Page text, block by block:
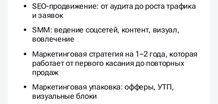
SEO-продвижение: от аудита до роста трафика
и заявок
SMM: ведение соцсетей, контент, визуал,
вовлечение
Маркетинговая стратегия на 1–2 года, которая
работает от первого касания до повторных
продаж
Маркетинговая упаковка: офферы, УТП,
визуальные блоки